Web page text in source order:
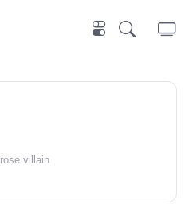
rose villain